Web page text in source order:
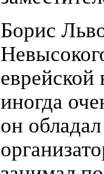
Борис
иногда
он